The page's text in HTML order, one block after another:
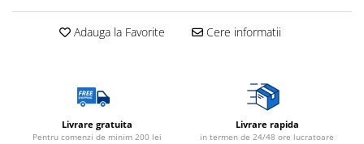
Adauga la Favorite Cere informatii
Livrare gratuita
Pentru comenzi de minim 200 lei
Livrare rapida
in termen de 24/48 ore lucratoare